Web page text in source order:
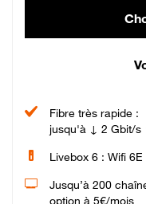
Fibre très rapide :
jusqu'à ↓ 2 Gbit/s
Livebox 6 : Wifi 6E
Jusqu’à 200
option à 5€/mois